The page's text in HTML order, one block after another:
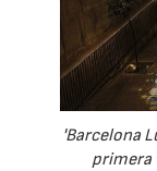
'Barcelona
primera